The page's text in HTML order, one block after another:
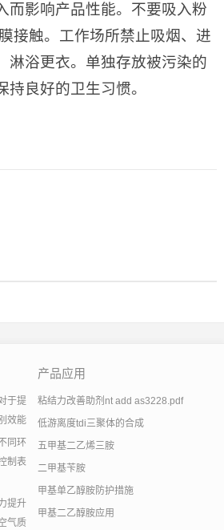
而影响产品性能。不要吸入粉
接触。工作场所禁止吸烟、进
淋浴更衣。单独存放被污染的
良好的卫生习惯。
于提
效能
同环
制表
提升
气质
产品应用
粘结力改善助剂nt add as3228.pdf
低游离度tdi三聚体的合成
五甲基二乙烯三胺
二甲基苄胺
甲基单乙醇胺防护措施
甲基二乙醇胺应用